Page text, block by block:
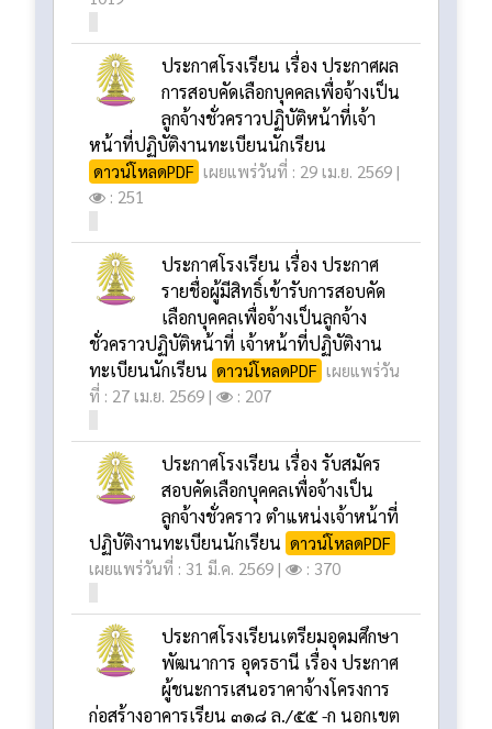
ประกาศโรงเรียน เรื่อง ประกาศผล
การสอบคัดเลือกบุคคลเพื่อจ้างเป็น
ลูกจ้างชั่วคราวปฏิบัติหน้าที่เจ้า
หน้าที่ปฏิบัติงานทะเบียนนักเรียน
ดาวน์โหลดPDF เผยแพร่วันที่ : 29 เม.ย. 2569 |
: 251
ประกาศโรงเรียน เรื่อง ประกาศ
รายชื่อผู้มีสิทธิ์เข้ารับการสอบคัด
เลือกบุคคลเพื่อจ้างเป็นลูกจ้าง
ชั่วคราวปฏิบัติหน้าที่ เจ้าหน้าที่ปฏิบัติงาน
ทะเบียนนักเรียน ดาวน์โหลดPDF เผยแพร่วัน
ที่ : 27 เม.ย. 2569 |
: 207
ประกาศโรงเรียน เรื่อง รับสมัคร
สอบคัดเลือกบุคคลเพื่อจ้างเป็น
ลูกจ้างชั่วคราว ตำแหน่งเจ้าหน้าที่
ปฏิบัติงานทะเบียนนักเรียน ดาวน์โหลดPDF
เผยแพร่วันที่ : 31 มี.ค. 2569 |
: 370
ประกาศโรงเรียนเตรียมอุดมศึกษา
พัฒนาการ อุดรธานี เรื่อง ประกาศ
ผู้ชนะการเสนอราคาจ้างโครงการ
ก่อสร้างอาคารเรียน ๓๑๘ ล./๕๕ -ก นอกเขต